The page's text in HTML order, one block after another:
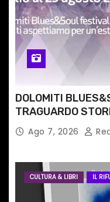
c
o
l
i
DOLOMITI
TRAGUARDO
TRA LE CIME
Ago 7, 2026
CULTURA & LIBRI IL